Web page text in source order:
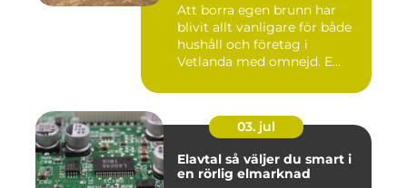
Att borra egen brunn har
blivit allt vanligare för både
hushåll och företag i
Vetlanda med omnejd. E...
03. jul
Elavtal så väljer du smart i
en rörlig elmarknad